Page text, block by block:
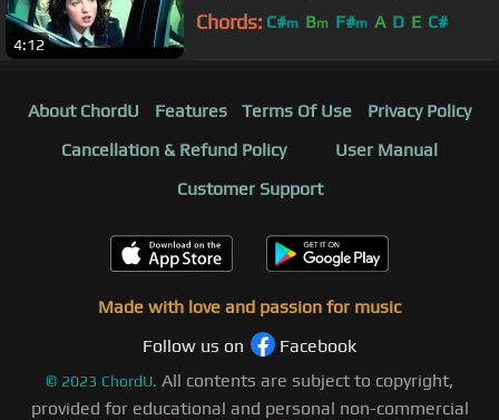
4:12
Chords: C#m Bm F#m A D E C#
About ChordU Features Terms Of Use
Privacy Policy
Cancellation & Refund Policy
User Manual
Customer Support
Made with love and passion for music
Follow us on
Facebook
© 2023 ChordU. All contents are subject to copyright,
provided for educational and personal non-commercial